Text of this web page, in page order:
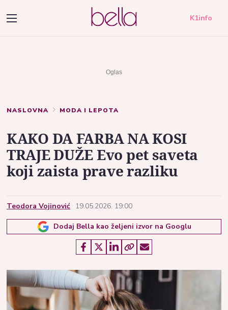
K1info
NASLOVNA MODA I LEPOTA
KAKO DA FARBA NA KOSI
TRAJE DUŽE Evo pet saveta
koji zaista prave razliku
Teodora Vojinović 19.05.2026. 19:00
Dodaj Bella kao željeni izvor na Googlu